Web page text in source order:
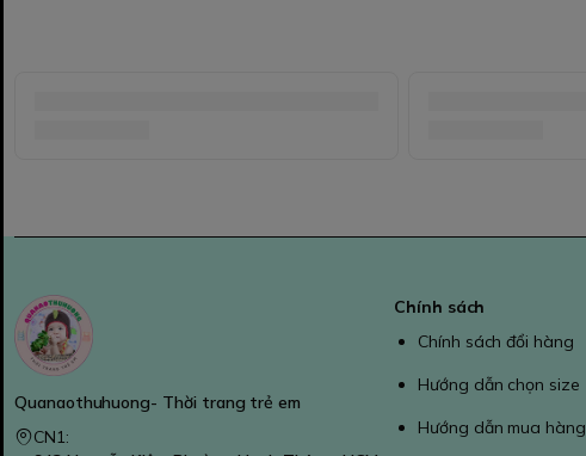
Quanaothuhuong- Thời trang trẻ em
CN1:
Chính sách
Chính sách đổi hàng
Hướng dẫn chọn size
Hướng dẫn mua hàng